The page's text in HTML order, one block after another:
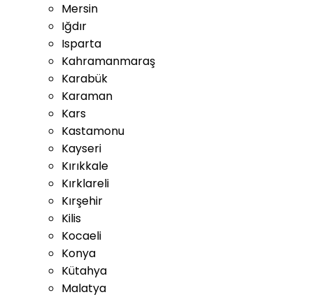
Mersin
Iğdır
Isparta
Kahramanmaraş
Karabük
Karaman
Kars
Kastamonu
Kayseri
Kırıkkale
Kırklareli
Kırşehir
Kilis
Kocaeli
Konya
Kütahya
Malatya